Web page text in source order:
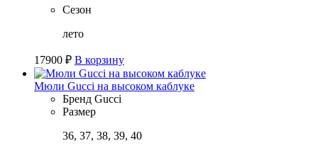
Сезон
лето
17900 ₽ В корзину
Мюли Gucci на высоком каблуке
Бренд Gucci
Размер
36, 37, 38, 39, 40